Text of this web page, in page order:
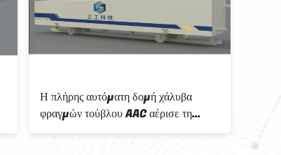
Η πλήρης αυτόματη δομή χάλυβα
φραγμών τούβλου AAC αέρισε τη
συγκεκριμένη φόρμα εγκαταστάσεων